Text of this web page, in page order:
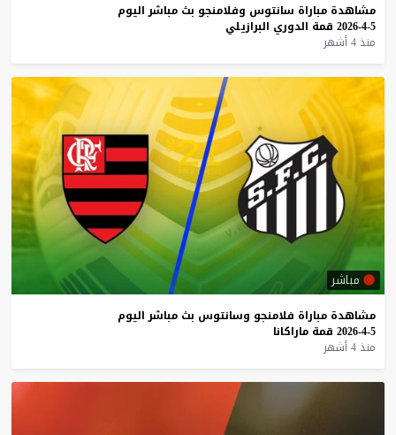
مشاهدة مباراة سانتوس وفلامنجو بث مباشر اليوم
5-4-2026
قمة الدوري البرازيلي
منذ 4 أشهر
مباشر
مشاهدة مباراة فلامنجو وسانتوس بث مباشر اليوم
5-4-2026
قمة ماراكانا
منذ 4 أشهر